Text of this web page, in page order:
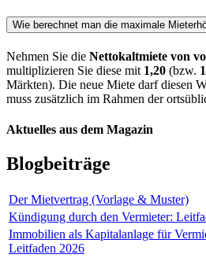
Wie berechnet man die maximale
Nehmen Sie die Nettokaltmiete von
multiplizieren Sie diese mit 1,20 (bzw.
Märkten). Die neue Miete darf diesen
muss zusätzlich im Rahmen der
Aktuelles aus dem Magazin
Blogbeiträge
Der Mietvertrag (Vorlage & Muster)
Kündigung durch den Vermieter:
Immobilien als Kapitalanlage für
Leitfaden 2026